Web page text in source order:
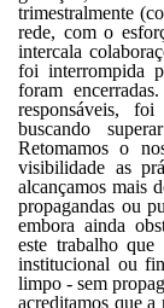
trimestralmente
rede, com o
intercala
foi interrompida
foram
responsáveis,
buscando
Retomamos o
visibilidade as
alcançamos mais
propagandas ou
embora ainda
este trabalho
institucional ou
limpo - sem
acreditamos que